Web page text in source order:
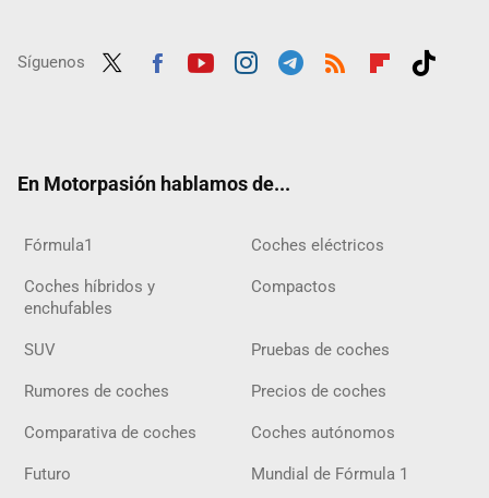
Síguenos
En Motorpasión hablamos de...
Fórmula1 Coches eléctricos
Coches híbridos y
enchufables
Compactos
SUV Pruebas de coches
Rumores de coches Precios de coches
Comparativa de coches Coches autónomos
Futuro Mundial de Fórmula 1